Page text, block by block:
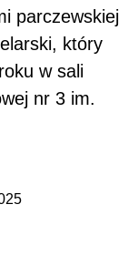
parczewskiej
który
w sali
nr 3 im.